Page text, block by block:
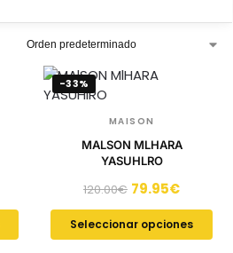
-33%
MAISON
MALSON MLHARA
YASUHLRO
120.00€ 79.95€
Seleccionar opciones